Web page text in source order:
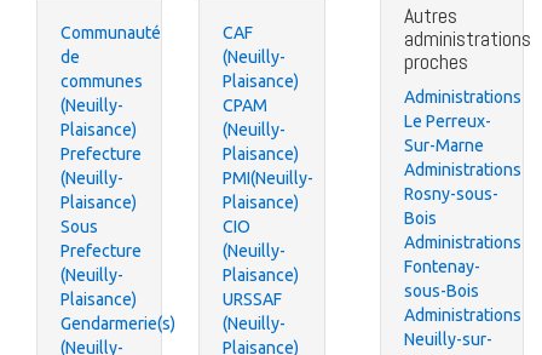
Communauté
de
communes
(Neuilly-
Plaisance)
Prefecture
(Neuilly-
Plaisance)
Sous
Prefecture
(Neuilly-
Plaisance)
Gendarmerie(s)
(Neuilly-
CAF
(Neuilly-
Plaisance)
CPAM
(Neuilly-
Plaisance)
PMI(Neuilly-
Plaisance)
CIO
(Neuilly-
Plaisance)
URSSAF
(Neuilly-
Plaisance)
Autres
administrations
proches
Administrations
Le Perreux-
Sur-Marne
Administrations
Rosny-sous-
Bois
Administrations
Fontenay-
sous-Bois
Administrations
Neuilly-sur-